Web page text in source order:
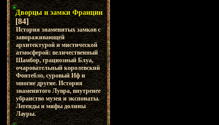
Дворцы и замки Франции
[84]
История знаменитых замков с
завораживающей
архитектурой и мистической
атмосферой: величественный
Шамбор, грациозный Блуа,
очаровательный королевский
Фонтебло, суровый Иф и
многие другие. История
знаменитого Лувра, внутренее
убранство музея и экспонаты.
Легенды и мифы долины
Лауры.